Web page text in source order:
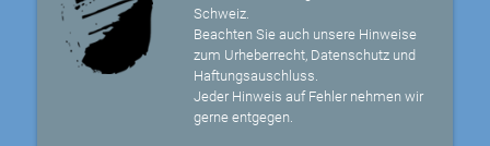
Schweiz.
Beachten Sie auch unsere Hinweise
zum Urheberrecht, Datenschutz und
Haftungsauschluss.
Jeder Hinweis auf Fehler nehmen wir
gerne entgegen.